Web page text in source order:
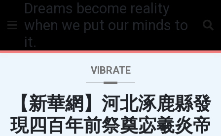
content
Dreams become reality
when we put our minds to
it.
VIBRATE
【新華網】河北涿鹿縣發
現四百年前祭奠宓羲炎帝